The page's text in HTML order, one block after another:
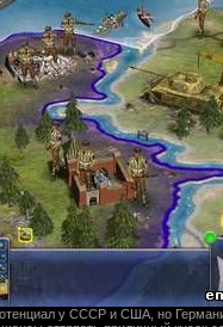
у СССР и США, но